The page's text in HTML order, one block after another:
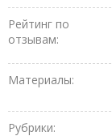
Рейтинг по
отзывам:
Материалы:
Рубрики: